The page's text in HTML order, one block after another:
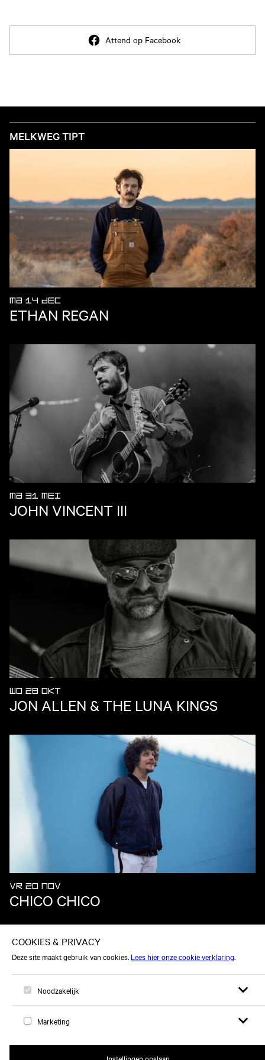
Attend op Facebook
MELKWEG TIPT
MA 14 DEC
ETHAN REGAN
MA 31 MEI
JOHN VINCENT III
WO 28 OKT
JON ALLEN & THE LUNA KINGS
VR 20 NOV
CHICO CHICO